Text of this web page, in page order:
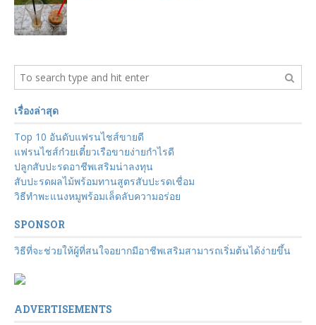
เรื่องล่าสุด
Top 10 อันดับแฟรนไชส์ขายดี
แฟรนไชส์ก๋วยเตี๋ยวเรือขายง่ายกำไรดี
ปลูกสับปะรดอาชีพเสริมน่าลงทุน
สับปะรดผลไม้พร้อมทานสูตรสับปะรดเชื่อม
วิธีทำพะแนงหมูพร้อมเล็ดลับความอร่อย
SPONSOR
วิธีที่จะช่วยให้ผู้ที่สนใจอยากมีอาชีพเสริมสามารถเริ่มต้นได้ง่ายขึ้น
ADVERTISEMENTS